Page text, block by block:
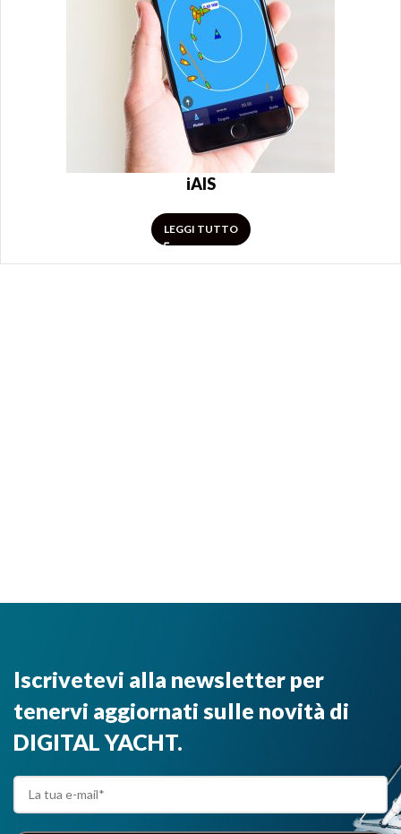
iAIS
LEGGI TUTTO
Iscrivetevi alla newsletter per
tenervi aggiornati sulle novità di
DIGITAL YACHT.